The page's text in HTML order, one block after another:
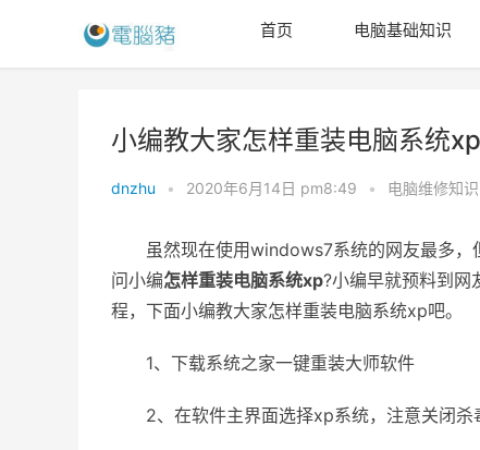
首页 电脑基础知识
小编教大家怎样重装电脑系统xp
dnzhu • 2020年6月14日 pm8:49 • 电脑维修知识
虽然现在使用windows7系统的网友最多，
问小编怎样重装电脑系统xp?小编早就预料到网
程，下面小编教大家怎样重装电脑系统xp吧。
1、下载系统之家一键重装大师软件
2、在软件主界面选择xp系统，注意关闭杀